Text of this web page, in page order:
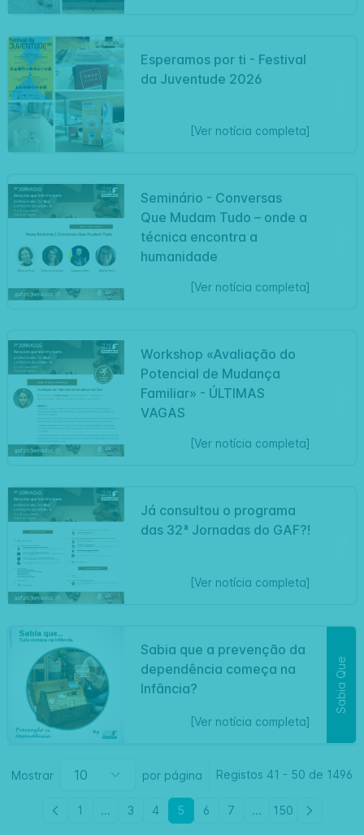
Esperamos por ti - Festival
da Juventude 2026
[Ver notícia completa]
Seminário - Conversas
Que Mudam Tudo – onde a
técnica encontra a
humanidade
[Ver notícia completa]
Workshop «Avaliação do
Potencial de Mudança
Familiar» - ÚLTIMAS
VAGAS
[Ver notícia completa]
Já consultou o programa
das 32ª Jornadas do GAF?!
[Ver notícia completa]
Sabia que a prevenção da
dependência começa na
Infância?
[Ver notícia completa]
Sabia Que
Mostrar por página Registos 41 - 50 de 1496
1 ... 3 4 5 6 7 ... 150